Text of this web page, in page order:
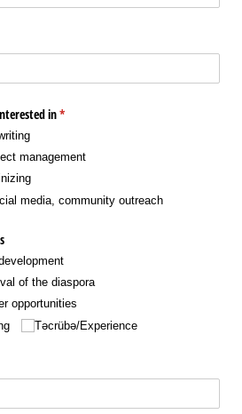
in*
(required)
management
media, community outreach
of the diaspora
opportunities
Təcrübə/​Experience